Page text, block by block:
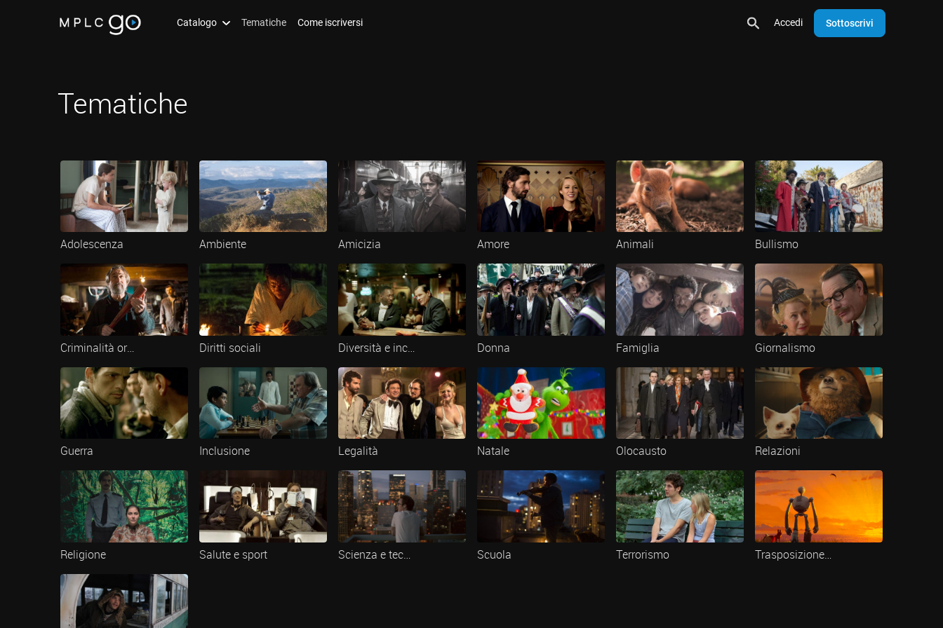
Catalogo Tematiche Come iscriversi Accedi Sottoscrivi
Tematiche
Adolescenza Ambiente Amicizia Amore Animali Bullismo
Criminalità organizzata Diritti sociali Diversità e inclusione Donna Famiglia Giornalismo
Guerra Inclusione Legalità Natale Olocausto Relazioni
Religione Salute e sport Scienza e tecnologia Scuola Terrorismo Trasposizione cinematografica